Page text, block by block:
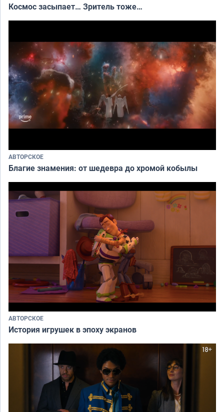
Космос засыпает… Зритель тоже…
АВТОРСКОЕ
Благие знамения: от шедевра до хромой кобылы
АВТОРСКОЕ
История игрушек в эпоху экранов